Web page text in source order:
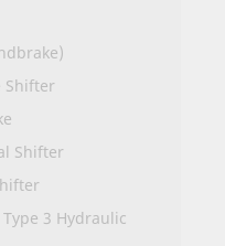
Shifter
Shifter
3 Hydraulic